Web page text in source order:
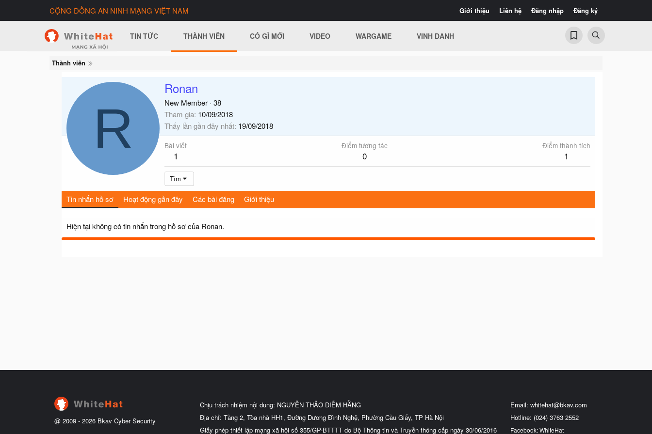
Giới thiệu Liên hệ Đăng nhập Đăng ký
CỘNG ĐỒNG AN NINH MẠNG VIỆT NAM
TIN TỨC THÀNH VIÊN CÓ GÌ MỚI VIDEO WARGAME VINH DANH
Thành viên
R
Ronan
New Member · 38
Tham gia 10/09/2018
Thấy lần gần đây nhất 19/09/2018
Bài viết
1
Điểm tương tác
0
Điểm thành tích
1
Tìm
Tin nhắn hồ sơ Hoạt động gần đây Các bài đăng Giới thiệu
Hiện tại không có tin nhắn trong hồ sơ của Ronan.
@ 2009 - 2026 Bkav Cyber Security
Chịu trách nhiệm nội dung: NGUYỄN THẢO DIỄM HẰNG
Địa chỉ: Tầng 2, Tòa nhà HH1, Đường Dương Đình Nghệ, Phường Cầu Giấy, TP Hà Nội
Giấy phép thiết lập mạng xã hội số 355/GP-BTTTT do Bộ Thông tin và Truyền thông cấp ngày 30/06/2016
Email: whitehat@bkav.com
Hotline: (024) 3763 2552
Facebook: WhiteHat